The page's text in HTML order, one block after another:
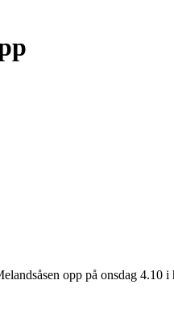
opp på onsdag 4.10 i